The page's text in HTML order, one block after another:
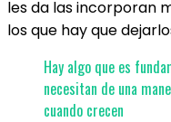
les da las incorporan
los que hay que
Hay algo que es
necesitan de una
cuando crecen